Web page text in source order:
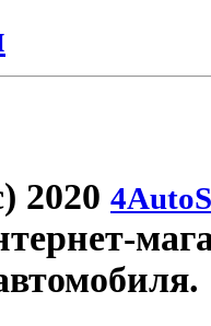
2020